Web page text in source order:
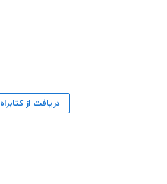
دریافت از کتابراه